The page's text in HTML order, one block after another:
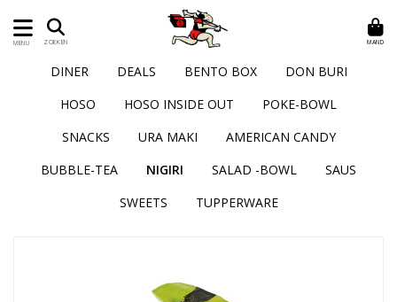
MENU ZOEKEN MAND
DINER DEALS BENTO BOX
DON BURI
HOSO
HOSO INSIDE OUT
POKE-BOWL
SNACKS
URA MAKI
AMERICAN CANDY
BUBBLE-TEA
NIGIRI SALAD -BOWL
SAUS
SWEETS
TUPPERWARE